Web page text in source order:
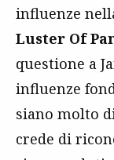
influenze
Luster Of
questione a
influenze
siano molto
crede di